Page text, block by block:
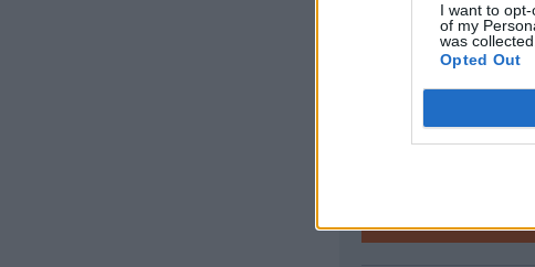
I want to
of my
was collected.
Opted Out
A keresett cikk a
regisztrációhoz
Portfolio.hu